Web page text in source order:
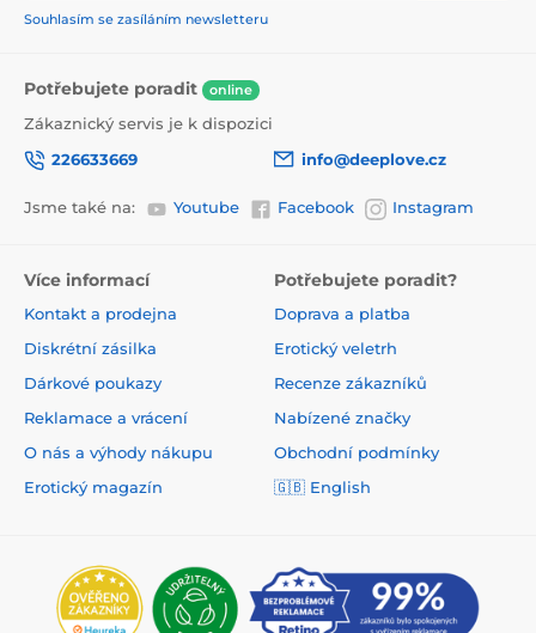
Souhlasím se zasíláním newsletteru
Potřebujete poradit online
Zákaznický servis je k dispozici
226633669
info@deeplove.cz
Jsme také na: Youtube Facebook Instagram
Více informací
Kontakt a prodejna
Diskrétní zásilka
Dárkové poukazy
Reklamace a vrácení
O nás a výhody nákupu
Erotický magazín
Potřebujete poradit?
Doprava a platba
Erotický veletrh
Recenze zákazníků
Nabízené značky
Obchodní podmínky
🇬🇧 English